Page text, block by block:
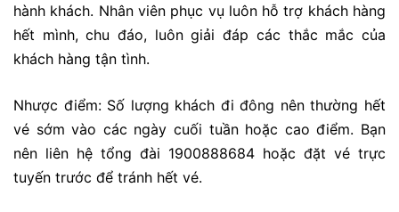
hành khách. Nhân viên phục vụ luôn hỗ trợ khách hàng
hết mình, chu đáo, luôn giải đáp các thắc mắc của
khách hàng tận tình.
Nhược điểm: Số lượng khách đi đông nên thường hết
vé sớm vào các ngày cuối tuần hoặc cao điểm. Bạn
nên liên hệ tổng đài 1900888684 hoặc đặt vé trực
tuyến trước để tránh hết vé.